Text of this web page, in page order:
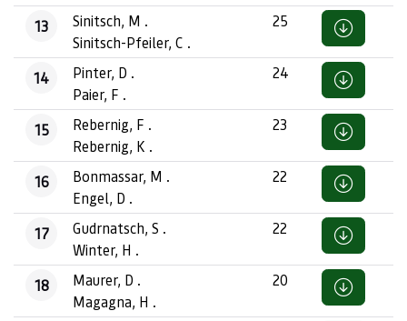
13
Sinitsch, M .
Sinitsch-Pfeiler, C .
25
14
Pinter, D .
Paier, F .
24
15
Rebernig, F .
Rebernig, K .
23
16
Bonmassar, M .
Engel, D .
22
17
Gudrnatsch, S .
Winter, H .
22
18
Maurer, D .
Magagna, H .
20